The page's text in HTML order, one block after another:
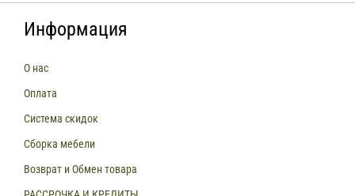
Информация
О нас
Оплата
Система скидок
Сборка мебели
Возврат и Обмен товара